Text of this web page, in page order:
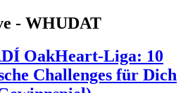
- WHUDAT
OakHeart-Liga: 10
Challenges für Dich